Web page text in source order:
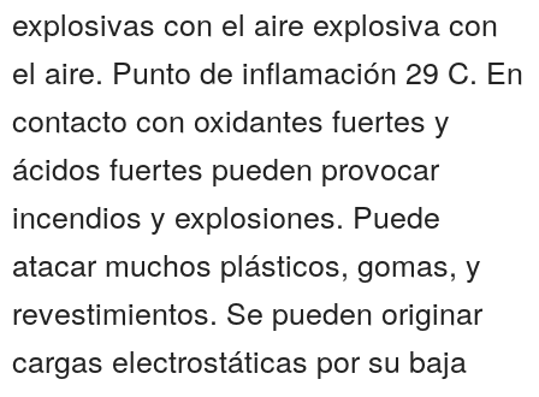
explosivas con el aire explosiva con
el aire. Punto de inflamación 29 C. En
contacto con oxidantes fuertes y
ácidos fuertes pueden provocar
incendios y explosiones. Puede
atacar muchos plásticos, gomas, y
revestimientos. Se pueden originar
cargas electrostáticas por su baja